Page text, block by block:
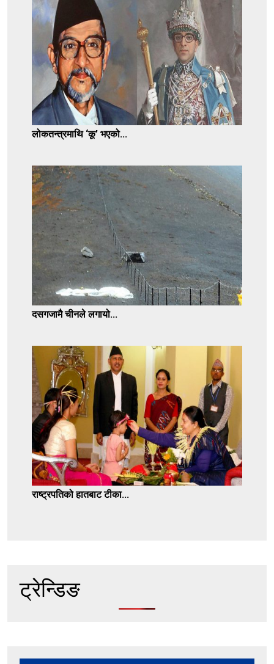
लोकतन्त्रमाथि ‘कू’ भएको...
दसगजामै चीनले लगायो...
राष्ट्रपतिको हातबाट टीका...
ट्रेन्डिङ